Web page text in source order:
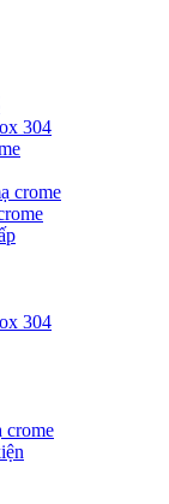
304
crome
304
crome